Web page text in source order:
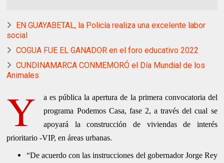
EN GUAYABETAL, la Policía realiza una excelente labor
social
COGUA FUE EL GANADOR en el foro educativo 2022
CUNDINAMARCA CONMEMORÓ el Día Mundial de los
Animales
Y
a es pública la apertura de la primera convocatoria del
programa Podemos Casa, fase 2, a través del cual se
apoyará la construcción de viviendas de interés
prioritario -VIP, en áreas urbanas.
“De acuerdo con las instrucciones del gobernador Jorge Rey